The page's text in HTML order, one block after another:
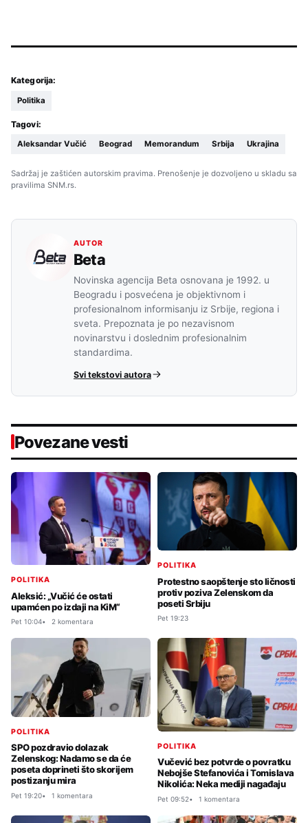
Kategorija:
Politika
Tagovi:
Aleksandar Vučić Beograd Memorandum Srbija Ukrajina
Sadržaj je zaštićen autorskim pravima. Prenošenje je dozvoljeno u skladu sa
pravilima SNM.rs.
AUTOR
Beta
Novinska agencija Beta osnovana je 1992. u
Beogradu i posvećena je objektivnom i
profesionalnom informisanju iz Srbije, regiona i
sveta. Prepoznata je po nezavisnom
novinarstvu i doslednim profesionalnim
standardima.
Svi tekstovi autora
Povezane vesti
POLITIKA
Aleksić: „Vučić će ostati
upamćen po izdaji na KiM“
Pet 10:04 2 komentara
POLITIKA
Protestno saopštenje sto ličnosti
protiv poziva Zelenskom da
poseti Srbiju
Pet 19:23
POLITIKA
SPO pozdravio dolazak
Zelenskog: Nadamo se da će
poseta doprineti što skorijem
postizanju mira
Pet 19:20 1 komentara
POLITIKA
Vučević bez potvrde o povratku
Nebojše Stefanovića i Tomislava
Nikolića: Neka mediji nagađaju
Pet 09:52 1 komentara